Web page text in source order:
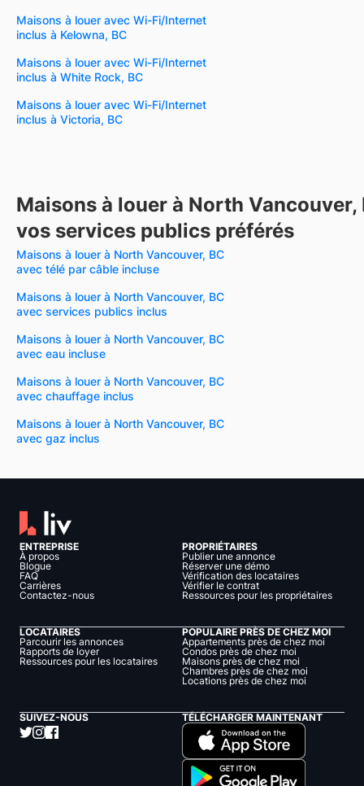
Maisons à louer avec Wi-Fi/Internet
inclus à Kelowna, BC
Maisons à louer avec Wi-Fi/Internet
inclus à White Rock, BC
Maisons à louer avec Wi-Fi/Internet
inclus à Victoria, BC
Maisons à louer à North Vancouver,
vos services publics préférés
Maisons à louer à North Vancouver, BC
avec télé par câble incluse
Maisons à louer à North Vancouver, BC
avec services publics inclus
Maisons à louer à North Vancouver, BC
avec eau incluse
Maisons à louer à North Vancouver, BC
avec chauffage inclus
Maisons à louer à North Vancouver, BC
avec gaz inclus
ENTREPRISE
À propos
Blogue
FAQ
Carrières
Contactez-nous
PROPRIÉTAIRES
Publier une annonce
Réserver une démo
Vérification des locataires
Vérifier le contrat
Ressources pour les propriétaires
LOCATAIRES
Parcourir les annonces
Rapports de loyer
Ressources pour les locataires
POPULAIRE PRÈS DE CHEZ MOI
Appartements près de chez moi
Condos près de chez moi
Maisons près de chez moi
Chambres près de chez moi
Locations près de chez moi
SUIVEZ-NOUS TÉLÉCHARGER MAINTENANT